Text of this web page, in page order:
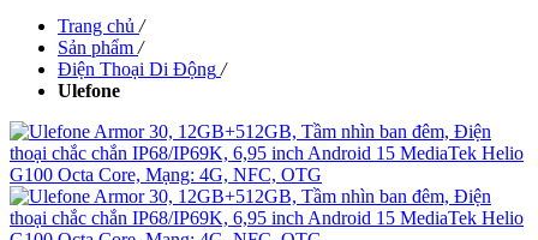
Trang chủ /
Sản phẩm /
Điện Thoại Di Động /
Ulefone